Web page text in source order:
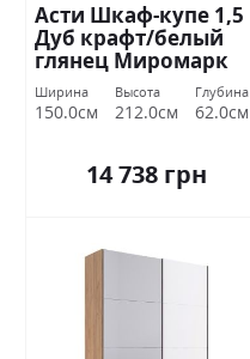
Асти Шкаф-купе 1,5
Дуб крафт/белый
глянец Миромарк
Ширина
150.0см
Высота
212.0см
Глубина
62.0см
14 738 грн